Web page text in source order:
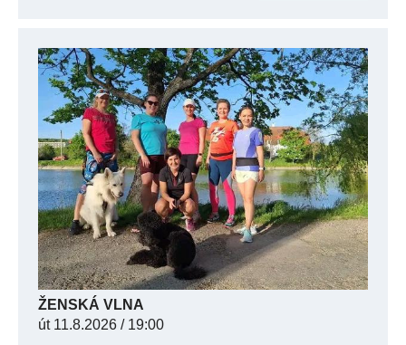
ŽENSKÁ VLNA
út11.8.2026 / 19:00